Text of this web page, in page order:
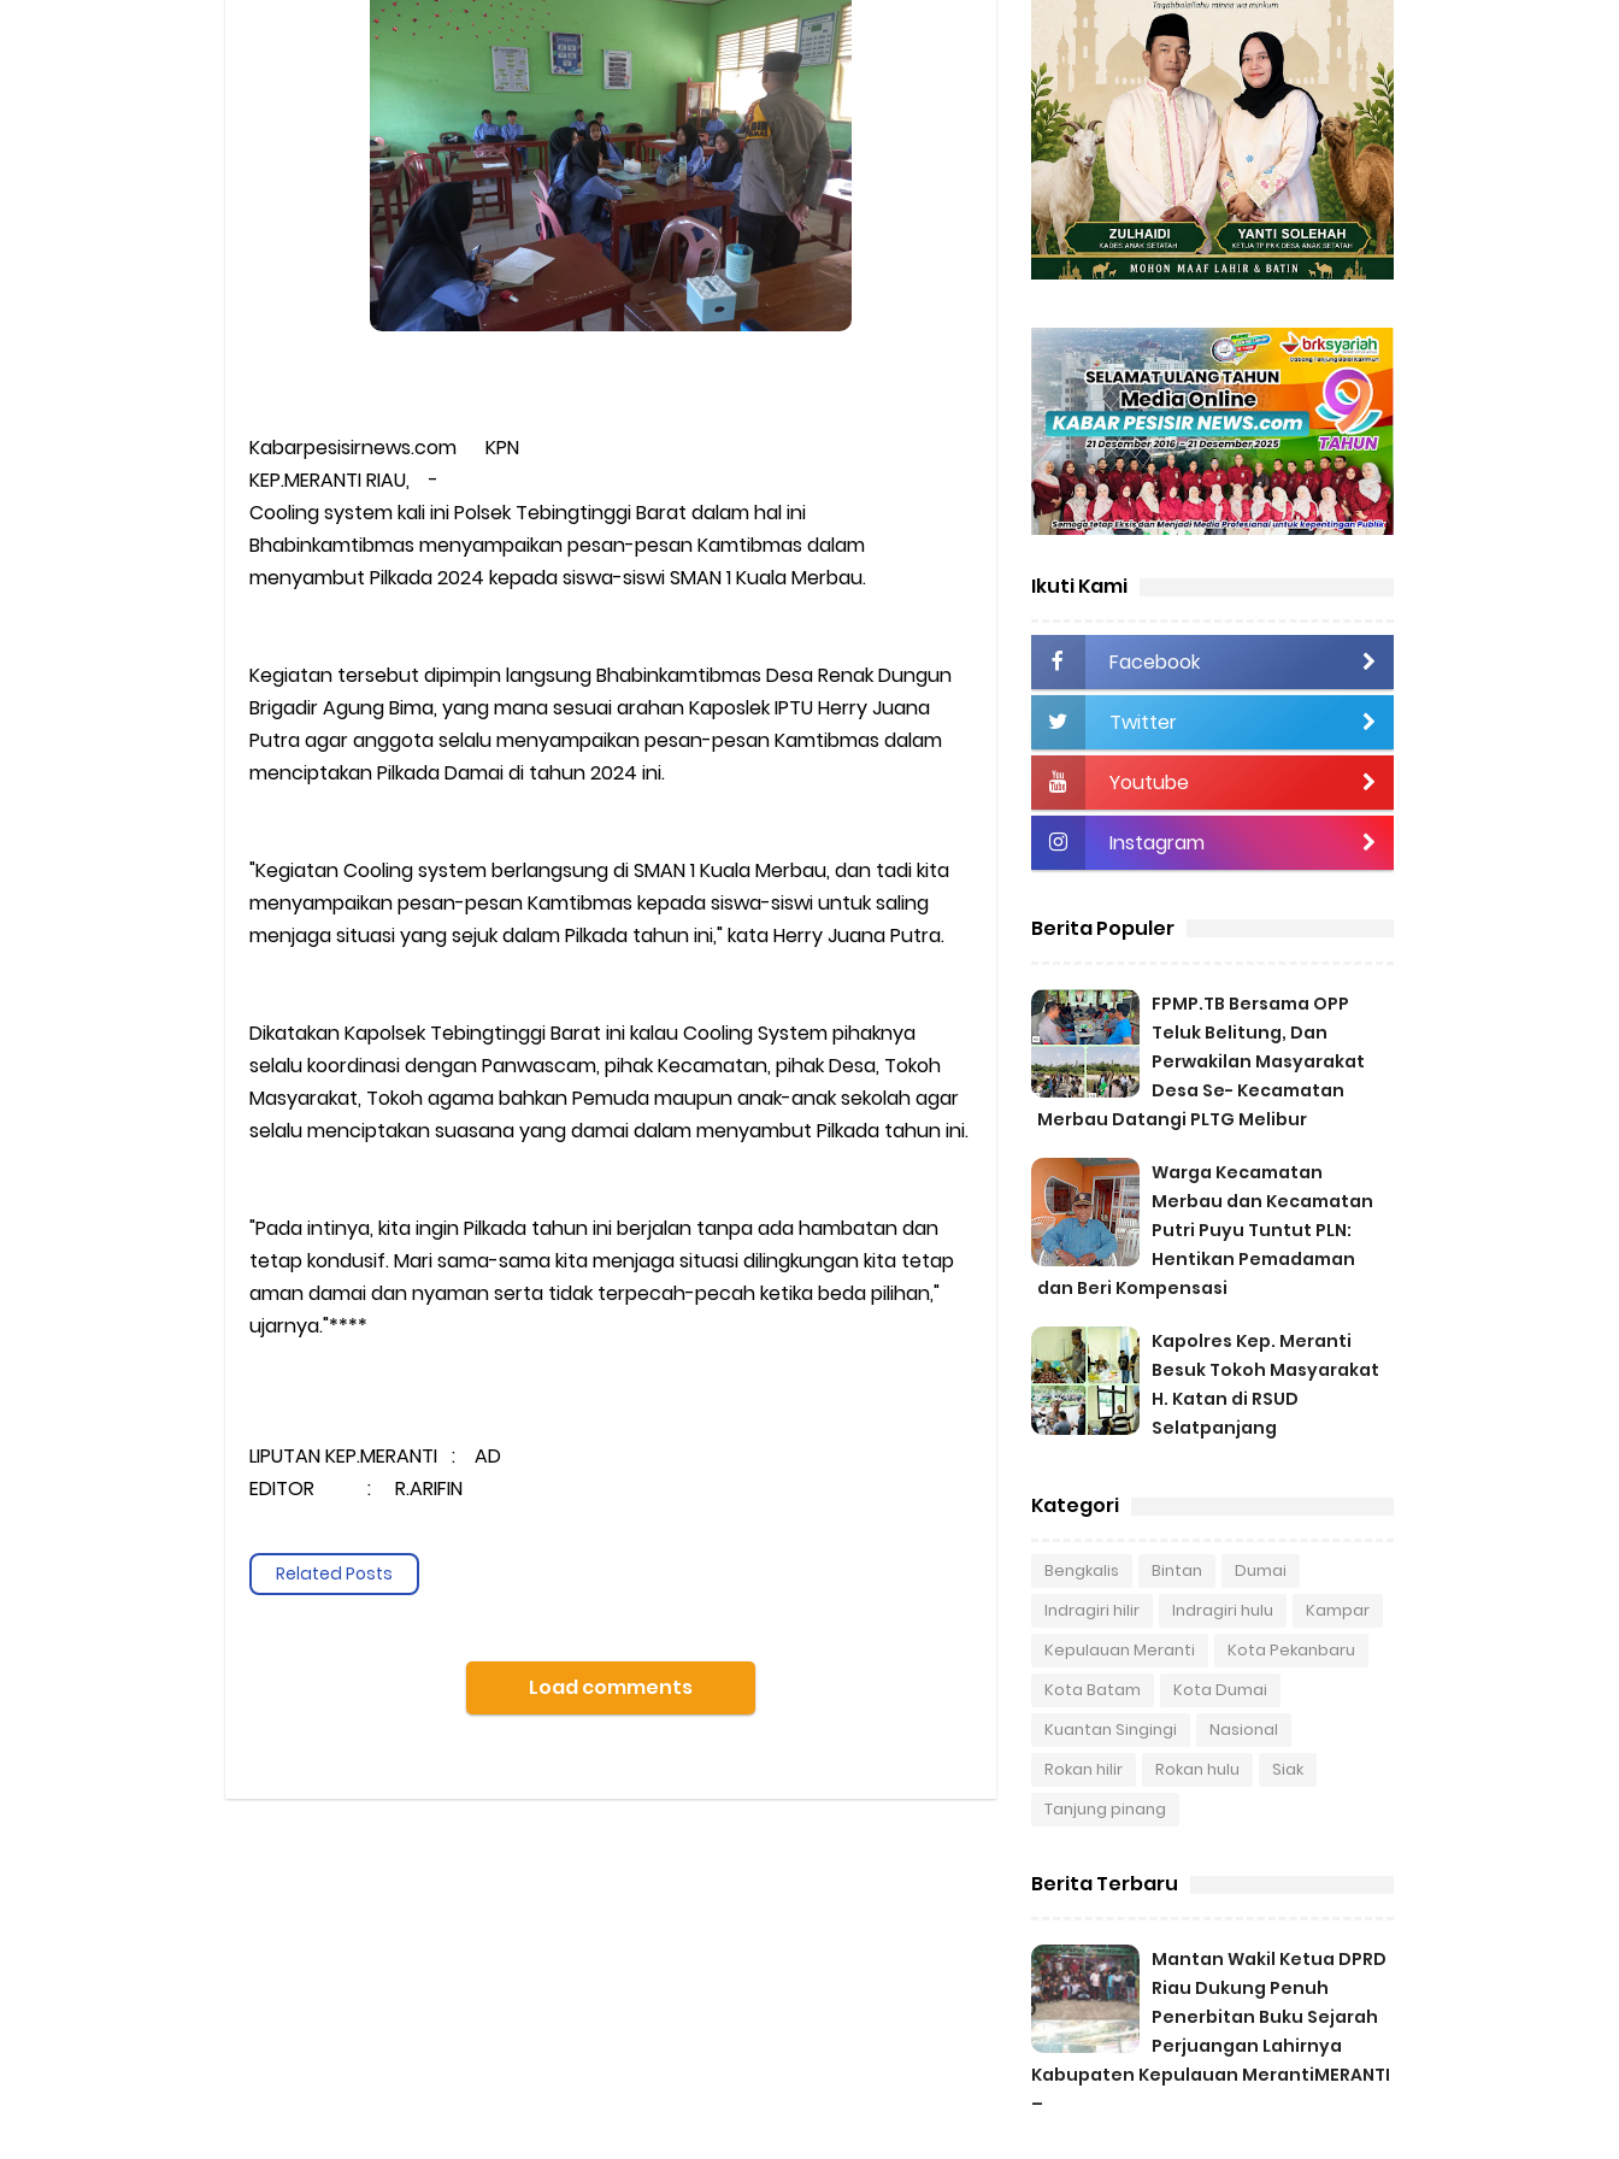
Friday, 7 August
Kabarpesisirnews.com KPN
KEP.MERANTI RIAU, -
Cooling system kali ini Polsek Tebingtinggi Barat dalam hal ini
Bhabinkamtibmas menyampaikan pesan-pesan Kamtibmas dalam
menyambut Pilkada 2024 kepada siswa-siswi SMAN 1 Kuala Merbau.
Kegiatan tersebut dipimpin langsung Bhabinkamtibmas Desa Renak Dungun
Brigadir Agung Bima, yang mana sesuai arahan Kaposlek IPTU Herry Juana
Putra agar anggota selalu menyampaikan pesan-pesan Kamtibmas dalam
menciptakan Pilkada Damai di tahun 2024 ini.
"Kegiatan Cooling system berlangsung di SMAN 1 Kuala Merbau, dan tadi kita
menyampaikan pesan-pesan Kamtibmas kepada siswa-siswi untuk saling
menjaga situasi yang sejuk dalam Pilkada tahun ini," kata Herry Juana Putra.
Dikatakan Kapolsek Tebingtinggi Barat ini kalau Cooling System pihaknya
selalu koordinasi dengan Panwascam, pihak Kecamatan, pihak Desa, Tokoh
Masyarakat, Tokoh agama bahkan Pemuda maupun anak-anak sekolah agar
selalu menciptakan suasana yang damai dalam menyambut Pilkada tahun ini.
"Pada intinya, kita ingin Pilkada tahun ini berjalan tanpa ada hambatan dan
tetap kondusif. Mari sama-sama kita menjaga situasi dilingkungan kita tetap
aman damai dan nyaman serta tidak terpecah-pecah ketika beda pilihan,"
ujarnya."****
LIPUTAN KEP.MERANTI : AD
EDITOR : R.ARIFIN
Related Posts
Load comments
Ikuti Kami
Facebook
Twitter
Youtube
Instagram
Berita Populer
FPMP.TB Bersama OPP
Teluk Belitung, Dan
Perwakilan Masyarakat
Desa Se- Kecamatan
Merbau Datangi PLTG Melibur
Warga Kecamatan
Merbau dan Kecamatan
Putri Puyu Tuntut PLN:
Hentikan Pemadaman
dan Beri Kompensasi
Kapolres Kep. Meranti
Besuk Tokoh Masyarakat
H. Katan di RSUD
Selatpanjang
Kategori
Bengkalis Bintan
Dumai
Indragiri hilir
Indragiri hulu
Kampar
Kepulauan Meranti
Kota Pekanbaru
Kota Batam
Kota Dumai
Kuantan Singingi
Nasional
Rokan hilir
Rokan hulu
Siak
Tanjung pinang
Berita Terbaru
Mantan Wakil Ketua DPRD
Riau Dukung Penuh
Penerbitan Buku Sejarah
Perjuangan Lahirnya
Kabupaten Kepulauan MerantiMERANTI
–